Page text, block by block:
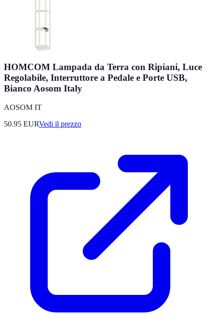
HOMCOM Lampada da Terra con Ripiani, Luce
Regolabile, Interruttore a Pedale e Porte USB,
Bianco Aosom Italy
AOSOM IT
50.95 EURVedi il prezzo